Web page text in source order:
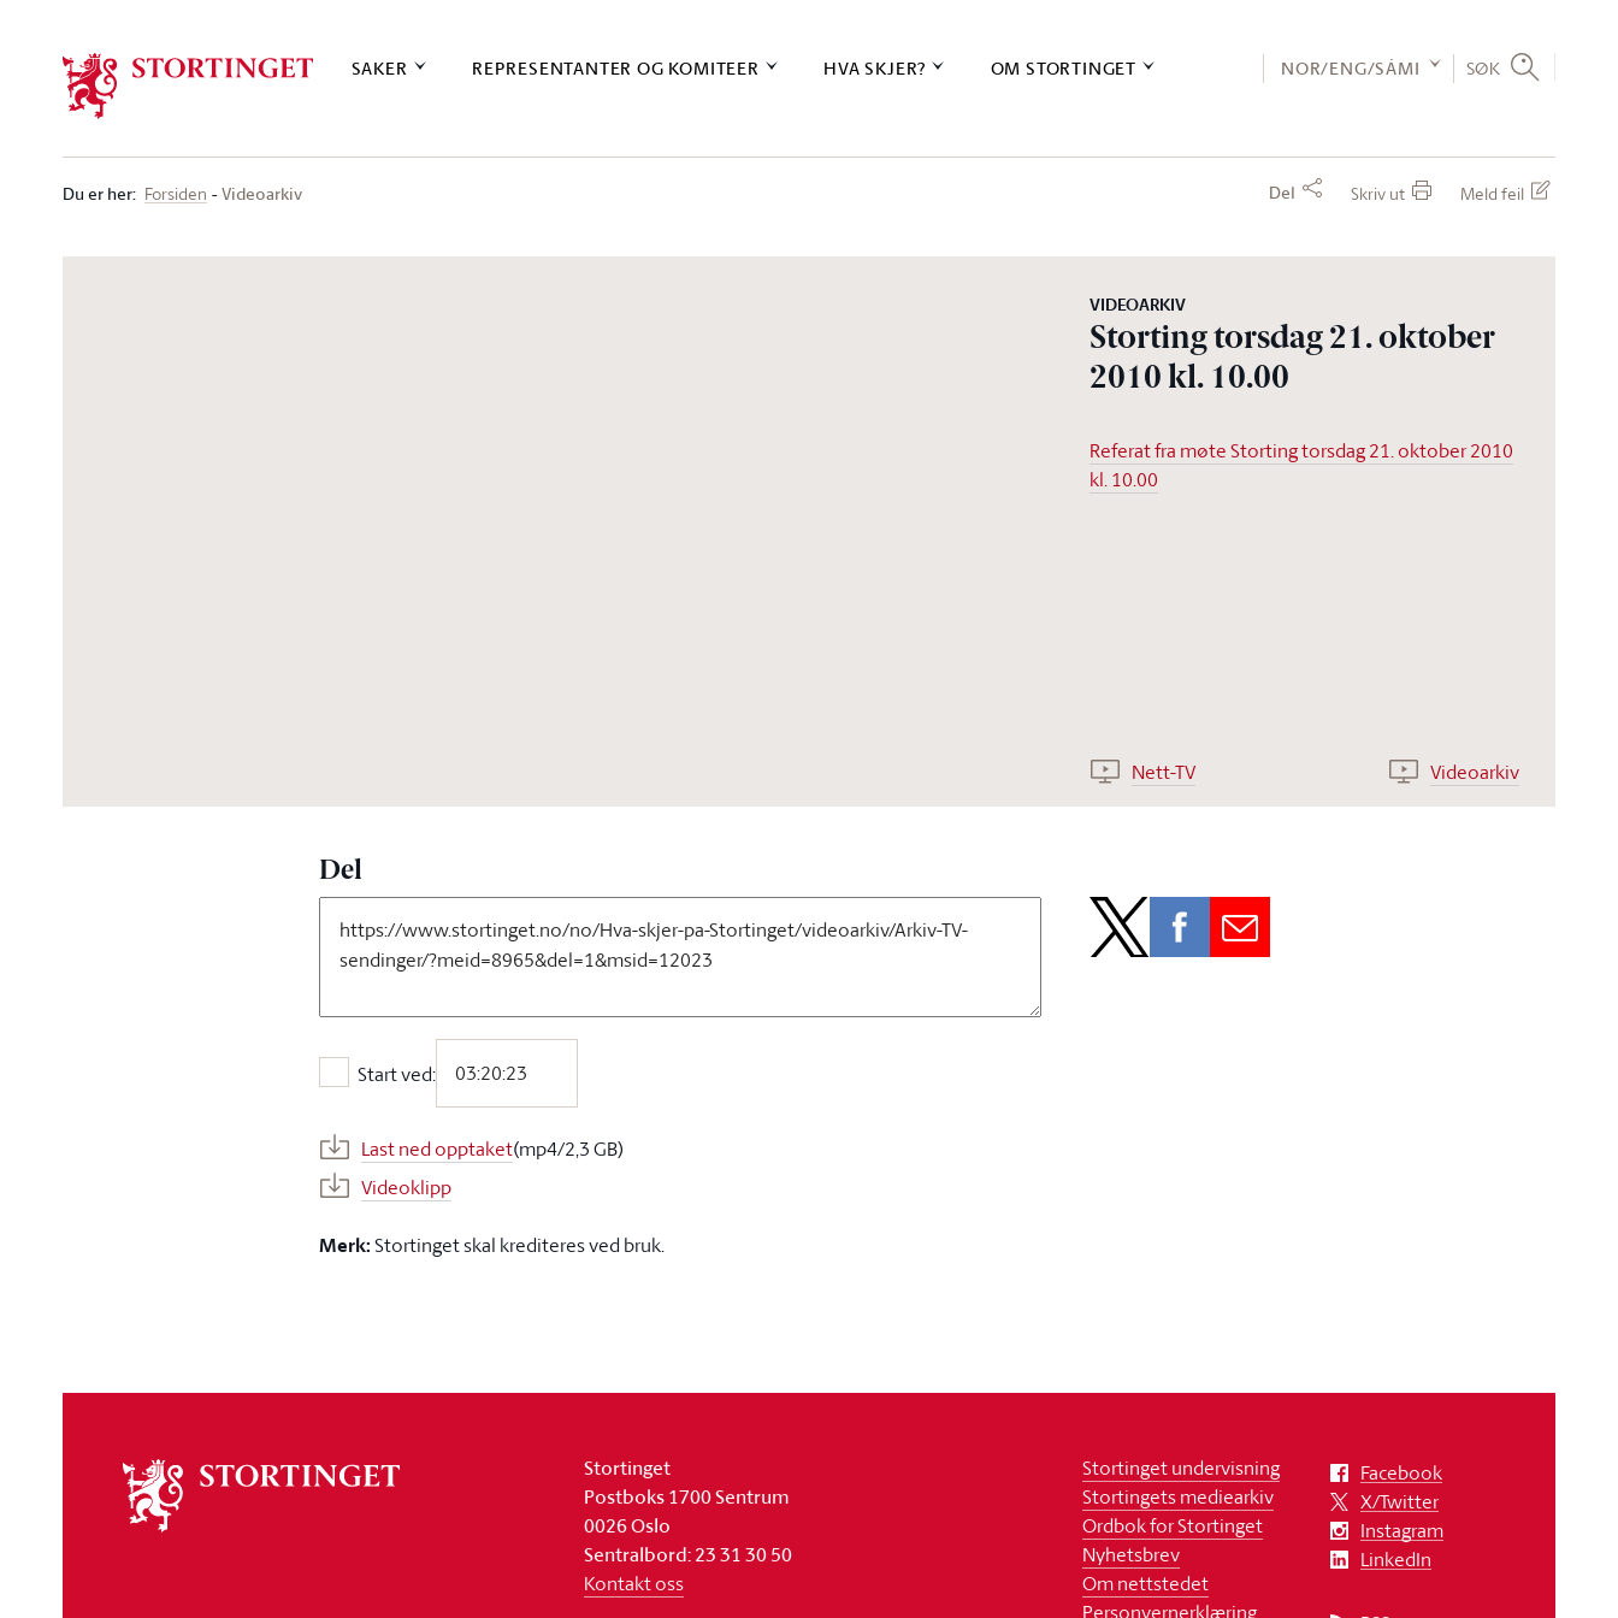
SAKER REPRESENTANTER OG KOMITEER HVA SKJER? OM STORTINGET NOR/ENG/SÁMI SØK
Du er her: Forsiden Videoarkiv Del Skriv ut Meld feil
VIDEOARKIV
Storting torsdag 21. oktober
2010 kl. 10.00
Referat fra møte Storting torsdag 21. oktober 2010
kl. 10.00
Nett-TV Videoarkiv
Del
Start ved:
Start ved:
Last ned opptaket(mp4/2,3 GB)
Videoklipp
Merk:Stortinget skal krediteres ved bruk.
stortinget
Stortinget
Postboks 1700 Sentrum
0026 Oslo
Sentralbord: 23 31 30 50
Kontakt oss
Stortinget undervisning
Stortingets mediearkiv
Ordbok for Stortinget
Nyhetsbrev
Om nettstedet
Personvernerklæring
Facebook
X/Twitter
Instagram
LinkedIn